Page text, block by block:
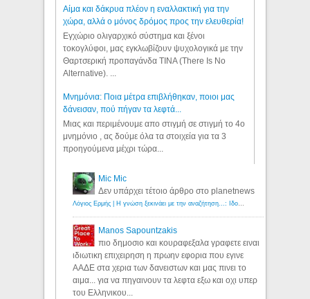
Αίμα και δάκρυα πλέον η εναλλακτική για την
χώρα, αλλά ο μόνος δρόμος προς την ελευθερία!
Εγχώριο ολιγαρχικό σύστημα και ξένοι
τοκογλύφοι, μας εγκλωβίζουν ψυχολογικά με την
Θαρτσερική προπαγάνδα TINA (There Is No
Alternative). ...
Μνημόνια: Ποια μέτρα επιβλήθηκαν, ποιοι μας
δάνεισαν, πού πήγαν τα λεφτά...
Μιας και περιμένουμε απο στιγμή σε στιγμή το 4ο
μνημόνιο , ας δούμε όλα τα στοιχεία για τα 3
προηγούμενα μέχρι τώρα...
Mic Mic
Δεν υπάρχει τέτοιο άρθρο στο planetnews
Λόγιος Ερμής | Η γνώση ξεκινάει με την αναζήτηση...: Ιδού οι 18 που χρωστούν 11 δις ευρώ!
Manos Sapountzakis
πιο δημοσιο και κουραφεξαλα γραφετε ειναι
ιδιωτικη επιχειρηση η πρωην εφορια που εγινε
ΑΑΔΕ στα χερια των δανειστων και μας πινει το
αιμα... για να πηγαινουν τα λεφτα εξω και οχι υπερ
του Ελληνικου...